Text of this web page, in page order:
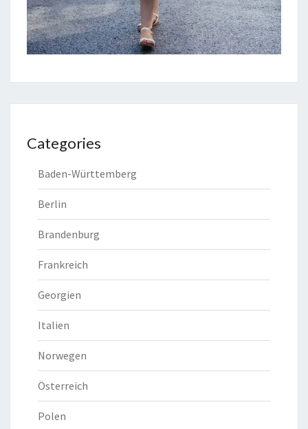
Categories
Baden-Württemberg
Berlin
Brandenburg
Frankreich
Georgien
Italien
Norwegen
Österreich
Polen